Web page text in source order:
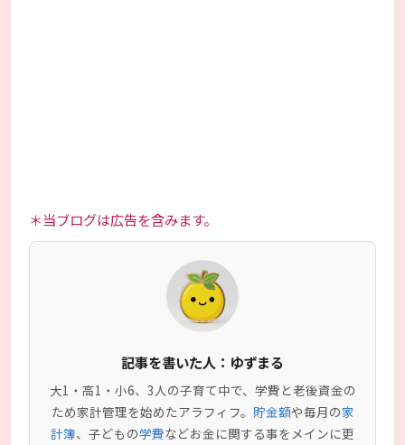
＊当ブログは広告を含みます。
記事を書いた人：ゆずまる
大1・高1・小6、3人の子育て中で、学費と老後資金の
ため家計管理を始めたアラフィフ。 貯金額や毎月の家
計簿、子どもの学費などお金に関する事をメインに更